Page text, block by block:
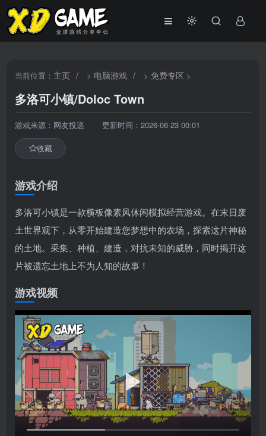
当前位置： 主页 / > 电脑游戏 / > 免费专区 >
多洛可小镇/Doloc Town
游戏来源：网友投递 更新时间：2026-06-23 00:01
收藏
游戏介绍
多洛可小镇是一款横板像素风休闲模拟经营游戏。在末日废
土世界观下，从零开始建造您梦想中的农场，探索这片神秘
的土地。采集、种植、建造，对抗未知的威胁，同时揭开这
片被遗忘土地上不为人知的故事！
游戏视频